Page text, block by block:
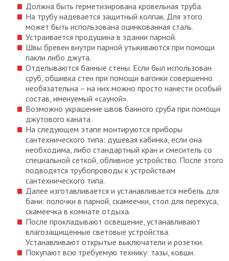
Должна быть герметизирована кровельная труба.
На трубу надевается защитный колпак. Для этого
может быть использована оцинкованная сталь.
Устраивается продушина в здании парной.
Швы бревен внутри парной утыкиваются при помощи
пакли либо джута.
Отделываются банные стены. Если был использован
сруб, обшивка стен при помощи вагонки совершенно
необязательна – на них можно просто нанести особый
состав, именуемый «сауной».
Возможно украшение швов банного сруба при помощи
джутового каната.
На следующем этапе монтируются приборы
сантехнического типа: душевая кабинка, если она
необходима, либо стандартный кран и смеситель со
специальной сеткой, обливное устройство. После этого
подводятся трубопроводы к устройствам
сантехнического типа.
Далее изготавливается и устанавливается мебель для
бани: полочки в парной, скамеечки, стол для перекуса,
скамеечка в комнате отдыха.
После прокладывают освещение, устанавливают
влагозащищенные световые устройства.
Устанавливают открытые выключатели и розетки.
Покупают всю требуемую технику: тазы, ковши.